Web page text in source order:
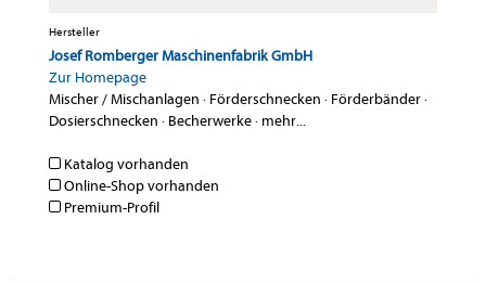
Hersteller
Josef Romberger Maschinenfabrik GmbH
Zur Homepage
Mischer / Mischanlagen · Förderschnecken · Förderbänder·
Dosierschnecken · Becherwerke· mehr...
Katalog vorhanden
Online-Shop vorhanden
Premium-Profil